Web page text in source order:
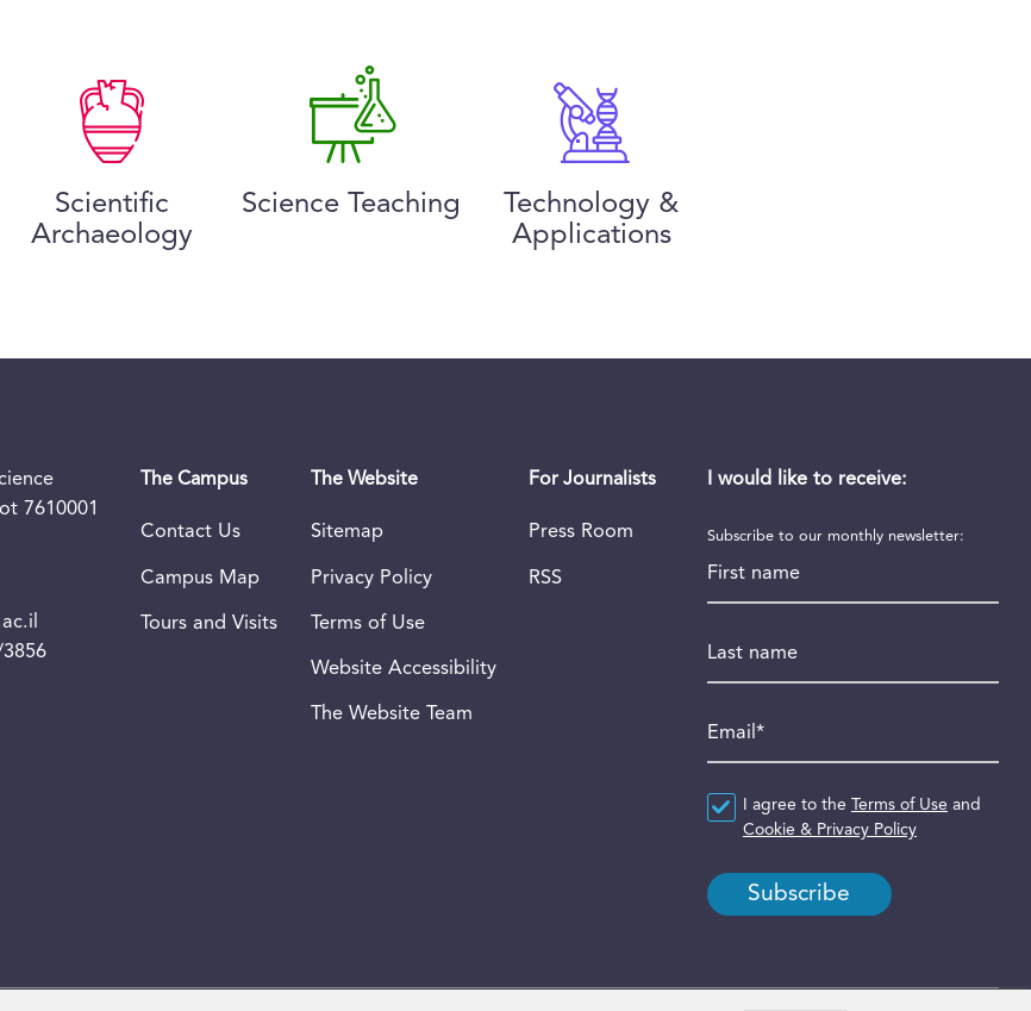
Scientific
Archaeology
Science Teaching
Technology &
Applications
7610001
The Campus
Contact Us
Campus Map
Tours and Visits
The Website
Sitemap
Privacy Policy
Terms of Use
Website Accessibility
The Website Team
For Journalists
Press Room
RSS
I would like to receive:
Subscribe to our monthly newsletter:
Agreement*
I agree to the Terms of Use and
Cookie & Privacy Policy